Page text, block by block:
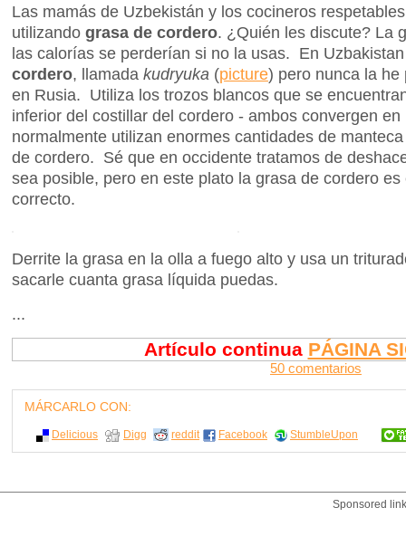
Las mamás de Uzbekistán y los cocineros
utilizando grasa de cordero. ¿Quién les discute? La
las calorías se perderían si no la usas. En
cordero, llamada kudryuka (picture) pero nunca la he
en Rusia. Utiliza los trozos blancos que se
inferior del costillar del cordero - ambos convergen
normalmente utilizan enormes cantidades de
de cordero. Sé que en occidente tratamos de
sea posible, pero en este plato la grasa de cordero
correcto.
Derrite la grasa en la olla a fuego alto y usa un
sacarle cuanta grasa líquida puedas.
...
Artículo continua PÁGINA
50 comentarios
MÁRCARLO CON:
Delicious Digg reddit Facebook StumbleUpon
Sponsored